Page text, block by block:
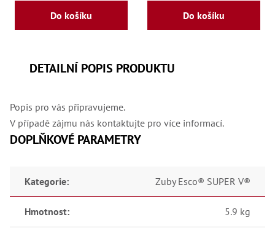
Do košíku Do košíku
DETAILNÍ POPIS PRODUKTU
Popis pro vás připravujeme.
V případě zájmu nás kontaktujte pro více informací.
DOPLŇKOVÉ PARAMETRY
Kategorie: Zuby Esco® SUPER V®
Hmotnost: 5.9 kg